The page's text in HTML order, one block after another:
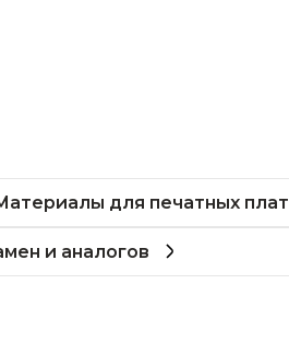
для печатных плат
и аналогов